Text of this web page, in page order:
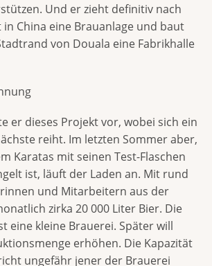
Und er zieht definitiv nach
China eine Brauanlage und baut
von Douala eine Fabrikhalle
er dieses Projekt vor, wobei sich ein
reiht. Im letzten Sommer aber,
Karatas mit seinen Test-Flaschen
ist, läuft der Laden an. Mit rund
und Mitarbeitern aus der
zirka 20 000 Liter Bier. Die
eine kleine Brauerei. Später will
erhöhen. Die Kapazität
ungefähr jener der Brauerei